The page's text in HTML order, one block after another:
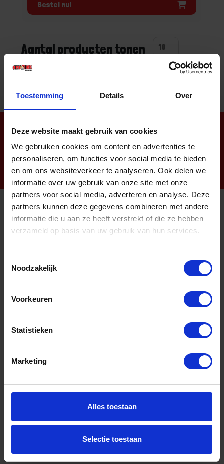
Toestemming Details Over
Deze website maakt gebruik van cookies
We gebruiken cookies om content en advertenties te
personaliseren, om functies voor social media te bieden
en om ons websiteverkeer te analyseren. Ook delen we
informatie over uw gebruik van onze site met onze
partners voor social media, adverteren en analyse. Deze
partners kunnen deze gegevens combineren met andere
informatie die u aan ze heeft verstrekt of die ze hebben
verzameld op basis van uw gebruik van hun services.
Noodzakelijk
Voorkeuren
Statistieken
Marketing
Alles toestaan
Selectie toestaan
Bestel nu!
Aantal producten tonen
Nieuwsbrief
Informatie
Klachtenregeling Ome Dick
Privacyverklaring Ome Dick
Klantenservice Ome Dick
Winkelwagen